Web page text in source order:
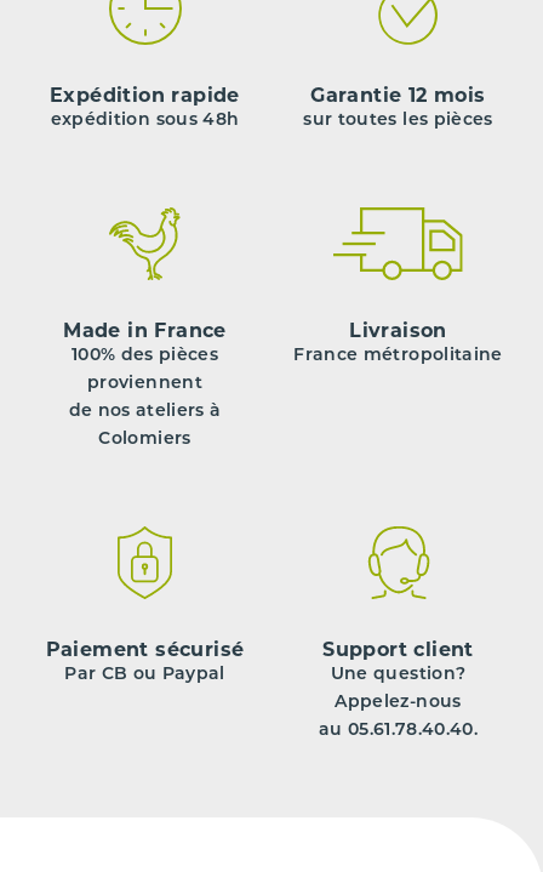
Expédition rapide
expédition sous 48h
Garantie 12 mois
sur toutes les pièces
Made in France
100% des pièces
proviennent
de nos ateliers à
Colomiers
Livraison
France métropolitaine
Paiement sécurisé
Par CB ou Paypal
Support client
Une question?
Appelez-nous
au 05.61.78.40.40.